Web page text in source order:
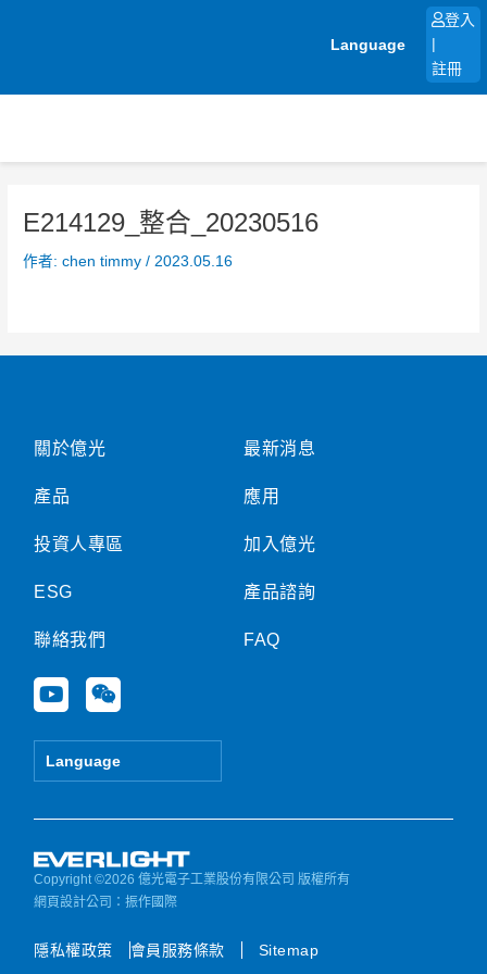
Language
登入
註冊
E214129_整合_20230516
作者:chen timmy/ 2023.05.16
關於億光
產品
投資人專區
ESG
聯絡我們
Y
o
u
e
W
e
i
Language
最新消息
應用
加入億光
產品諮詢
FAQ
Copyright ©2026 億光電子工業股份有限公司 版權所有
網頁設計公司 ：振作國際
隱私權政策 會員服務條款 Sitemap